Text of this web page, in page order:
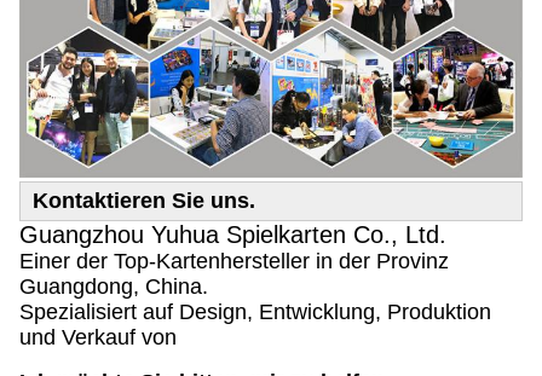
Kontaktieren Sie uns.
Guangzhou Yuhua Spielkarten Co., Ltd.
Einer der Top-Kartenhersteller in der Provinz
Guangdong, China.
Spezialisiert auf Design, Entwicklung, Produktion
und Verkauf von